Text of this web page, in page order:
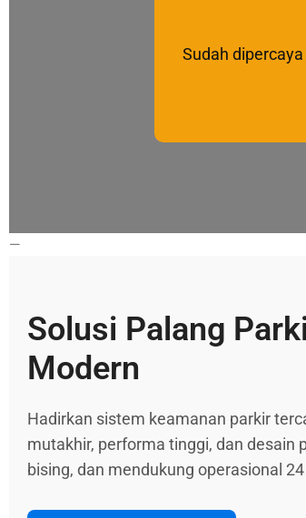
Sudah
—
Solusi Palang
Modern
Hadirkan sistem keamanan parkir
mutakhir, performa tinggi, dan desain
bising, dan mendukung operasional